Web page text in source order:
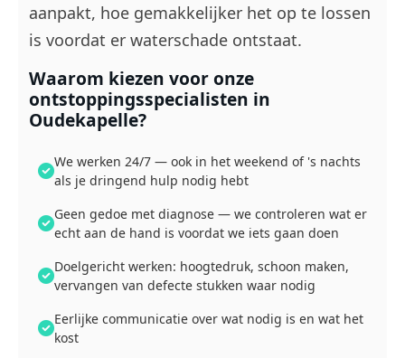
aanpakt, hoe gemakkelijker het op te lossen
is voordat er waterschade ontstaat.
Waarom kiezen voor onze
ontstoppingsspecialisten in
Oudekapelle?
We werken 24/7 — ook in het weekend of 's nachts
als je dringend hulp nodig hebt
Geen gedoe met diagnose — we controleren wat er
echt aan de hand is voordat we iets gaan doen
Doelgericht werken: hoogtedruk, schoon maken,
vervangen van defecte stukken waar nodig
Eerlijke communicatie over wat nodig is en wat het
kost